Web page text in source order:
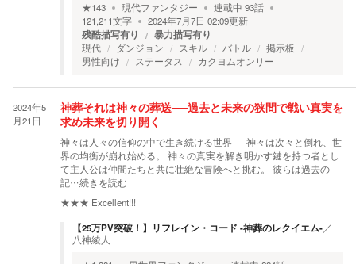
★143 現代ファンタジー 連載中 93話
121,211文字 2024年7月7日 02:09更新
残酷描写有り 暴力描写有り
現代 ダンジョン スキル バトル
掲示板
男性向け
ステータス カクヨムオンリー
2024年5
月21日
神葬それは神々の葬送──過去と未来の狭間で戦い真実を
求め未来を切り開く
神々は人々の信仰の中で生き続ける世界──神々は次々と倒れ、世
界の均衡が崩れ始める。 神々の真実を解き明かす鍵を持つ者とし
て主人公は仲間たちと共に壮絶な冒険へと挑む。 彼らは過去の
記…続きを読む
★★★ Excellent!!!
【25万PV突破！】リフレイン・コード -神葬のレクイエム-／
八神綾人